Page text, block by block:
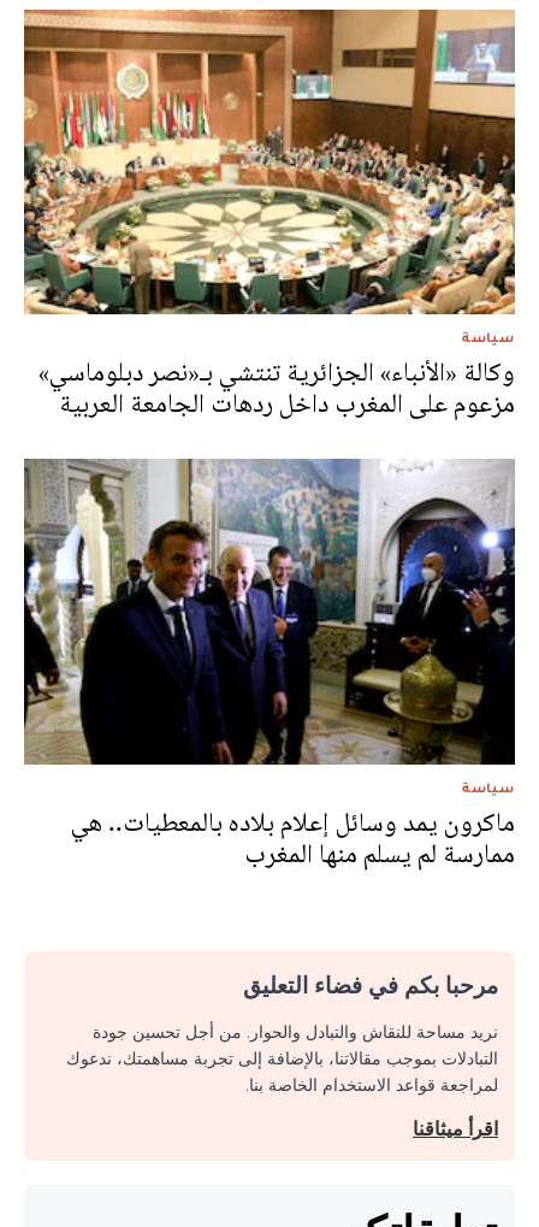
سياسة
وكالة «الأنباء» الجزائرية تنتشي بـ«نصر دبلوماسي»
مزعوم على المغرب داخل ردهات الجامعة العربية
سياسة
ماكرون يمد وسائل إعلام بلاده بالمعطيات.. هي
ممارسة لم يسلم منها المغرب
مرحبا بكم في فضاء التعليق
نريد مساحة للنقاش والتبادل والحوار. من أجل تحسين جودة
التبادلات بموجب مقالاتنا، بالإضافة إلى تجربة مساهمتك، ندعوك
لمراجعة قواعد الاستخدام الخاصة بنا.
اقرأ ميثاقنا